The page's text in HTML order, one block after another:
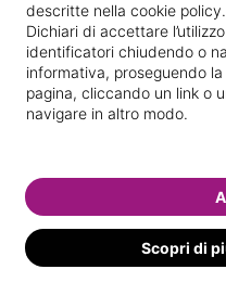
descritte nella cookie policy.
Dichiari di accettare
identificatori chiudendo o
informativa, proseguendo
pagina, cliccando un link o
navigare in altro modo.
Scopri di